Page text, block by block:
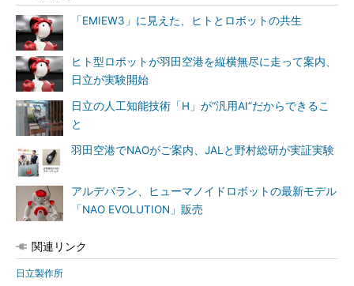
「EMIEW3」に見えた、ヒトとロボットの共生
ヒト型ロボットが羽田空港を縦横無尽に走って案内、
日立が実験開始
日立の人工知能技術「H」が“汎用AI”だからできるこ
と
羽田空港でNAOがご案内、JALと野村総研が実証実験
アルデバラン、ヒューマノイドロボットの最新モデル
「NAO EVOLUTION」販売
関連リンク
日立製作所